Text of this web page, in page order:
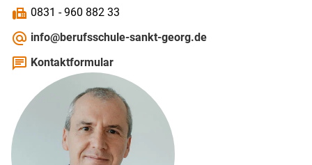
fax 0831 - 960 882 33
alternate_email info@berufsschule-sankt-georg.de
chat Kontaktformular